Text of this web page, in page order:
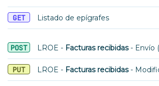
GET Listado de epígrafes
POST LROE - Facturas recibidas- Envío
PUT LROE - Facturas recibidas-